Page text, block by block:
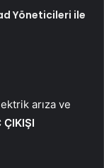
Yöneticileri ile
arıza ve
ÇIKIŞI